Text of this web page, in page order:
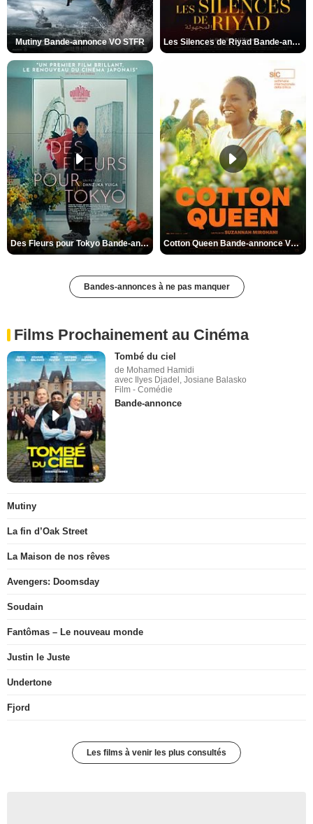
Mutiny Bande-annonce VO STFR Les Silences de Riyad Bande-annonce VO STFR
Des Fleurs pour Tokyo Bande-annonce VO STFR Cotton Queen Bande-annonce VO STFR
Bandes-annonces à ne pas manquer
Films Prochainement au Cinéma
Tombé du ciel
de Mohamed Hamidi
avec Ilyes Djadel, Josiane Balasko
Film - Comédie
Bande-annonce
Mutiny
La fin d’Oak Street
La Maison de nos rêves
Avengers: Doomsday
Soudain
Fantômas – Le nouveau monde
Justin le Juste
Undertone
Fjord
Les films à venir les plus consultés